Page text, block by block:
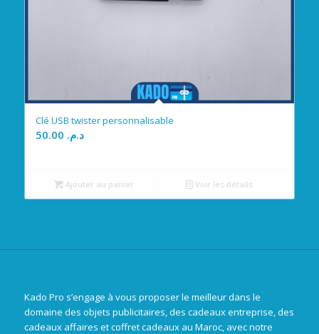
Clé USB twister personnalisable
د.م.
Ajouter au panier Voir les détails
Kado Pro s’engage à vous proposer le meilleur dans le
domaine des objets publicitaires, des cadeaux entreprise, des
cadeaux affaires et coffret cadeaux au Maroc, avec notre